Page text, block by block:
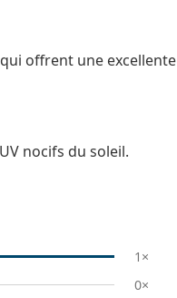
offrent une excellente
nocifs du soleil.
1×
0×